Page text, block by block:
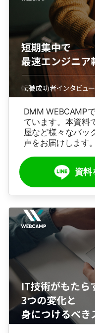
DMM WEBCAMP
ています。本資料
屋など様々なバッ
声をお届けします。
資料